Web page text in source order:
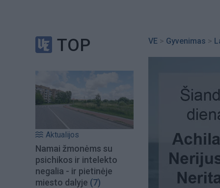
TOP
Aktualijos
Namai žmonėms su
psichikos ir intelekto
negalia - ir pietinėje
miesto dalyje (7)
VE > Gyvenimas >